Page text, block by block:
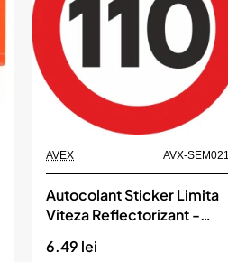
AVEX AVX-SEM021
Autocolant Sticker Limita
Viteza Reflectorizant -
6.49 lei